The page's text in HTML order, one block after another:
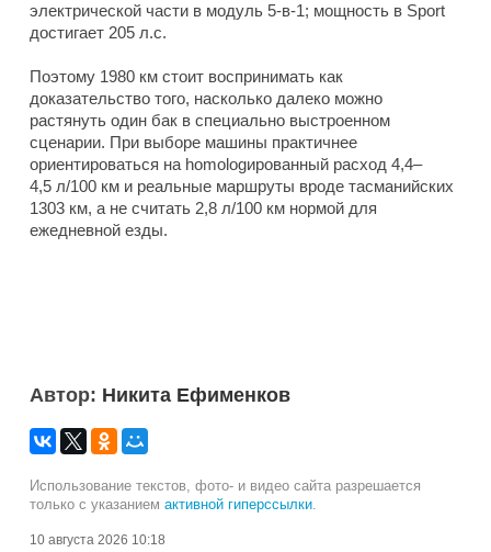
электрической части в модуль 5-в-1; мощность в Sport
достигает 205 л.с.
Поэтому 1980 км стоит воспринимать как
доказательство того, насколько далеко можно
растянуть один бак в специально выстроенном
сценарии. При выборе машины практичнее
ориентироваться на homologированный расход 4,4–
4,5 л/100 км и реальные маршруты вроде тасманийских
1303 км, а не считать 2,8 л/100 км нормой для
ежедневной езды.
Автор: Никита Ефименков
Использование текстов, фото- и видео сайта разрешается
только с указанием активной гиперссылки.
10 августа 2026 10:18